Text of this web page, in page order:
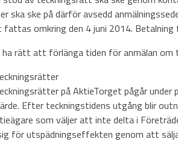
ska ske på därför avsedd
omkring den 4 juni 2014. Betalning
ha rätt att förlänga tiden för anmälan om
på AktieTorget pågår
Efter teckningstidens utgång blir
som väljer att inte delta i
för utspädningseffekten genom att